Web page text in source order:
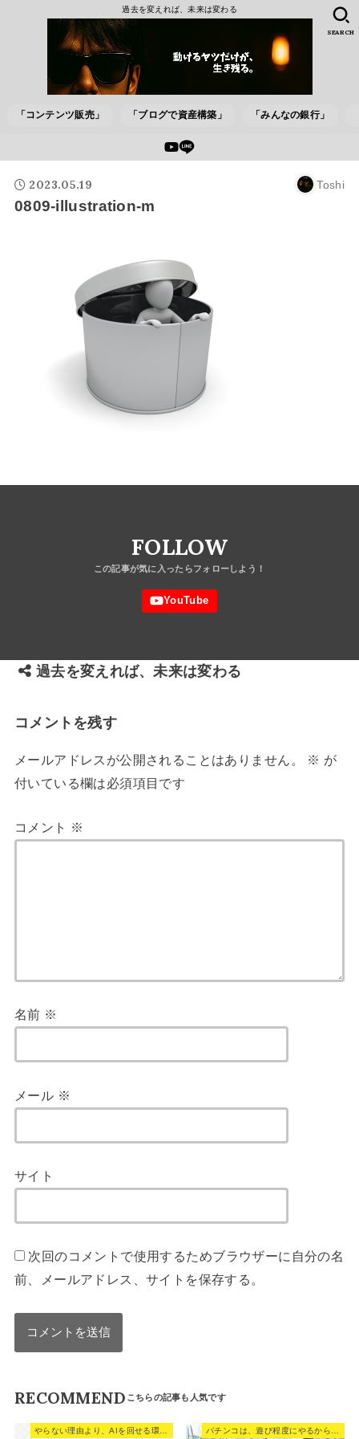
過去を変えれば、未来は変わる
「コンテンツ販売」 「ブログで資産構築」 「みんなの銀行」
SEARCH
2023.05.19 Toshi
0809-illustration-m
FOLLOW
過去を変えれば、未来は変わる
コメントを残す
メールアドレスが公開されることはありません。 ※ が
付いている欄は必須項目です
コメント ※
名前 ※
メール ※
サイト
次回のコメントで使用するためブラウザーに自分の名
前、メールアドレス、サイトを保存する。
RECOMMEND